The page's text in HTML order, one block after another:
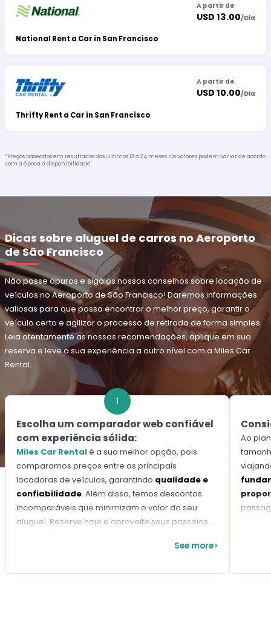
National Rent a Car in San Francisco
A partir de
USD 13.00/Dia
Thrifty Rent a Car in San Francisco
A partir de
USD 10.00/Dia
*Preços baseados em resultados dos últimos 12 a 24 meses. Os valores podem variar de acordo
com a época e disponibilidade.
Dicas sobre aluguel de carros no Aeroporto
de São Francisco
Não passe apuros e siga os nossos conselhos sobre locação de
veículos no Aeroporto de São Francisco! Daremos informações
valiosas para que possa encontrar o melhor preço, garantir o
veículo certo e agilizar o processo de retirada de forma simples.
Leia atentamente as nossas recomendações, aplique em sua
reserva e leve a sua experiência a outro nível com a Miles Car
Rental.
1
Escolha um comparador web confiável
com experiência sólida:
Miles Car Rentalé a sua melhor opção, pois
comparamos preços entre as principais
locadoras de veículos, garantindo qualidade e
confiabilidade. Além disso, temos descontos
incomparáveis ​​que minimizam o valor do seu
aluguel. Reserve hoje e aproveite seus passeios
See more>
Ao